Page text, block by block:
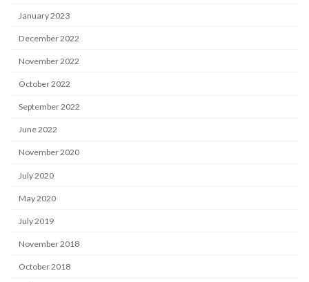
January 2023
December 2022
November 2022
October 2022
September 2022
June 2022
November 2020
July 2020
May 2020
July 2019
November 2018
October 2018